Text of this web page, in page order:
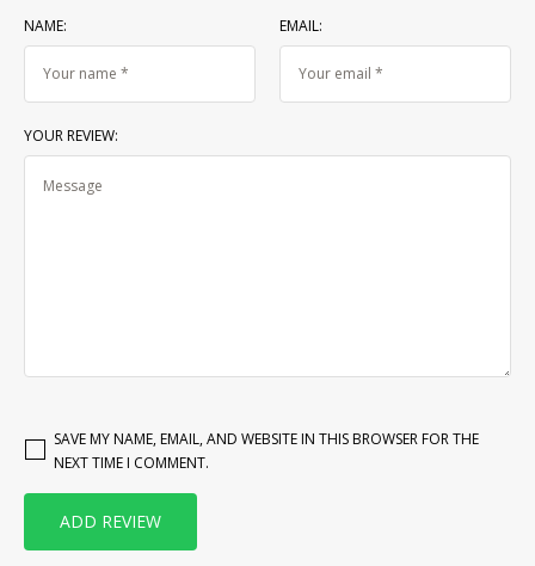
NAME: EMAIL:
YOUR REVIEW:
SAVE MY NAME, EMAIL, AND WEBSITE IN THIS BROWSER FOR THE
NEXT TIME I COMMENT.